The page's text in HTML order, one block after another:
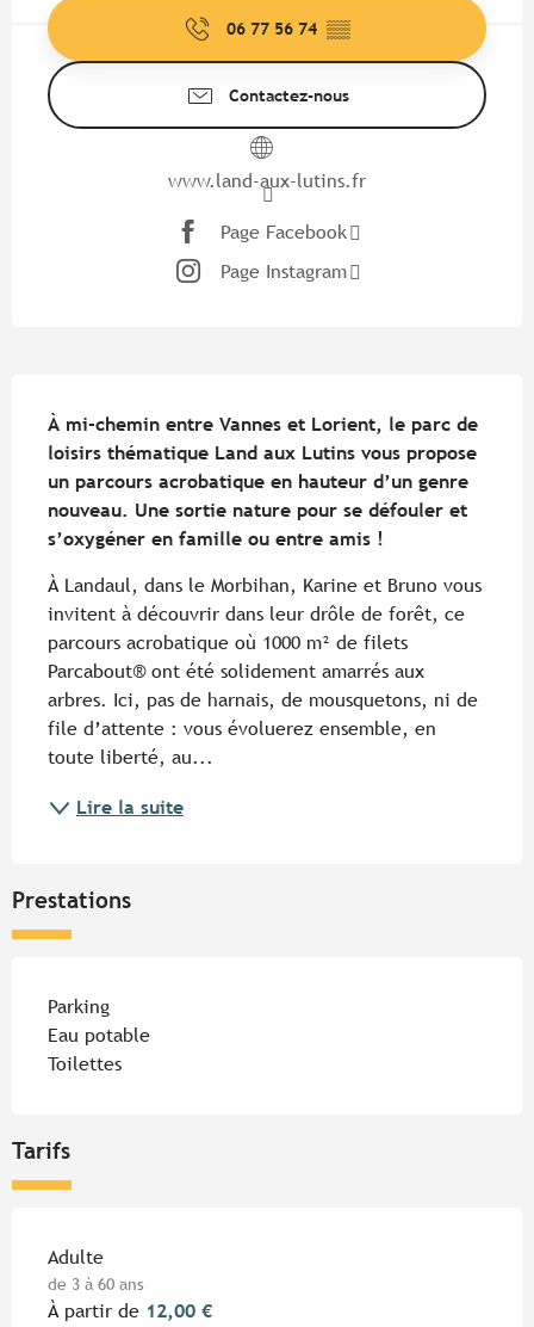
06 77 56 74 ▒▒
Contactez-nous
www.land-aux-lutins.fr
Page Facebook
Page Instagram
À mi-chemin entre Vannes et Lorient, le parc de
loisirs thématique Land aux Lutins vous propose
un parcours acrobatique en hauteur d’un genre
nouveau. Une sortie nature pour se défouler et
s’oxygéner en famille ou entre amis !
À Landaul, dans le Morbihan, Karine et Bruno vous
invitent à découvrir dans leur drôle de forêt, ce
parcours acrobatique où 1000 m² de filets
Parcabout® ont été solidement amarrés aux
arbres. Ici, pas de harnais, de mousquetons, ni de
file d’attente : vous évoluerez ensemble, en
toute liberté, au...
Lire la suite
Prestations
Parking
Eau potable
Toilettes
Tarifs
Tarifs 2026
Adulte
de 3 à 60 ans
À partir de 12,00 €